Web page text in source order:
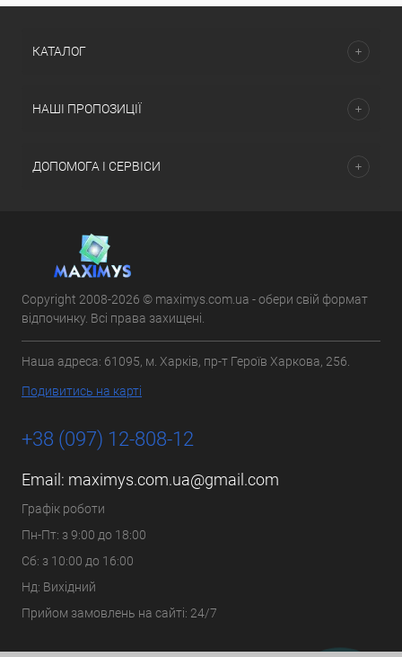
КАТАЛОГ
НАШІ ПРОПОЗИЦІЇ
ДОПОМОГА І СЕРВІСИ
Copyright 2008-2026 © maximys.com.ua - обери свій формат
відпочинку. Всі права захищені.
Наша адреса: 61095, м. Харків, пр-т Героїв Харкова, 256.
Подивитись на карті
+38 (097) 12-808-12
Email: maximys.com.ua@gmail.com
Графік роботи
Пн-Пт: з 9:00 до 18:00
Сб: з 10:00 до 16:00
Нд: Вихідний
Прийом замовлень на сайті: 24/7